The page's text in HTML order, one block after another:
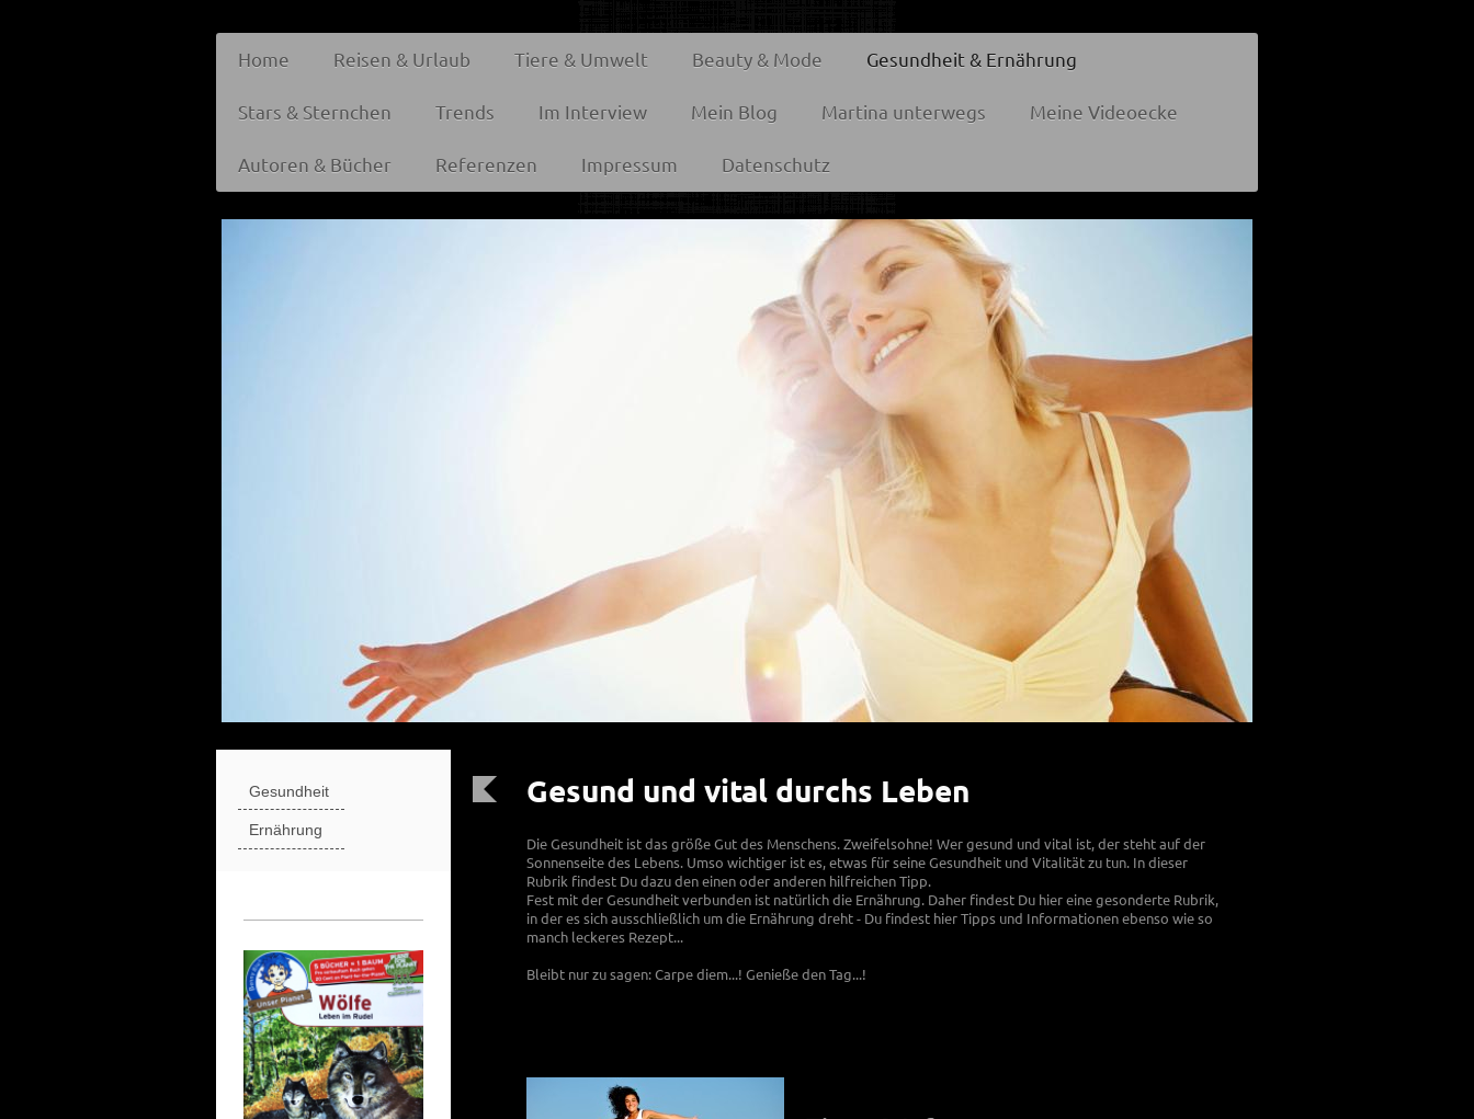
Home Reisen & Urlaub Tiere & Umwelt Beauty & Mode Gesundheit & Ernährung
Stars & Sternchen Trends Im Interview Mein Blog Martina unterwegs Meine Videoecke
Autoren & Bücher Referenzen Impressum Datenschutz
Gesund und vital durchs Leben
Die Gesundheit ist das größe Gut des Menschens. Zweifelsohne! Wer gesund und vital ist, der steht auf der
Sonnenseite des Lebens. Umso wichtiger ist es, etwas für seine Gesundheit und Vitalität zu tun. In dieser
Rubrik findest Du dazu den einen oder anderen hilfreichen Tipp.
Fest mit der Gesundheit verbunden ist natürlich die Ernährung. Daher findest Du hier eine gesonderte Rubrik,
in der es sich ausschließlich um die Ernährung dreht - Du findest hier Tipps und Informationen ebenso wie so
manch leckeres Rezept...
Bleibt nur zu sagen: Carpe diem...! Genieße den Tag...!
Gesundheit
Ernährung